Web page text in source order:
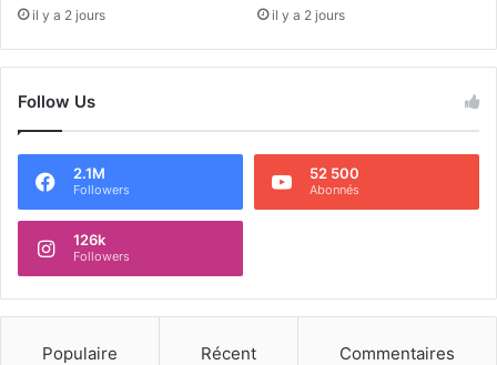
il y a 2 jours il y a 2 jours
Follow Us
2.1M
Followers
52 500
Abonnés
126k
Followers
Populaire Récent Commentaires